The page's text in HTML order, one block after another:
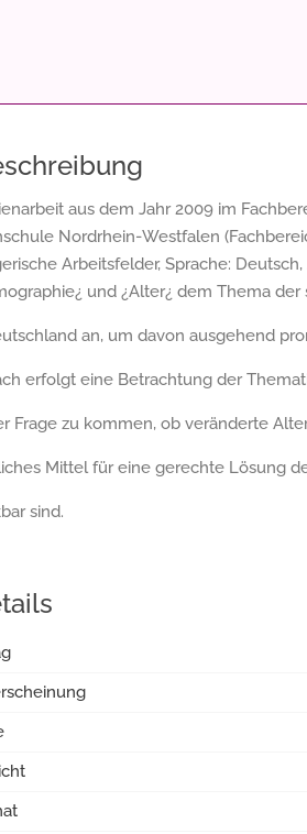
aus dem Jahr 2009 im
Nordrhein-Westfalen
Arbeitsfelder, Sprache:
und ¿Alter¿ dem Thema
an, um davon ausgehend
erfolgt eine Betrachtung der
Frage zu kommen, ob veränderte
Mittel für eine gerechte Lösung
sind.